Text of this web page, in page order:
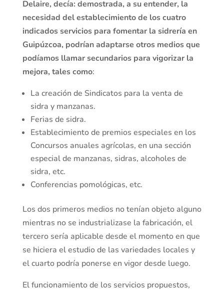
Delaire, decía: demostrada, a su entender, la
necesidad del establecimiento de los cuatro
indicados servicios para fomentar la sidrería en
Guipúzcoa, podrían adaptarse otros medios que
podíamos llamar secundarios para vigorizar la
mejora, tales como:
La creación de Sindicatos para la venta de
sidra y manzanas.
Ferias de sidra.
Establecimiento de premios especiales en los
Concursos anuales agrícolas, en una sección
especial de manzanas, sidras, alcoholes de
sidra, etc.
Conferencias pomológicas, etc.
Los dos primeros medios no tenían objeto alguno
mientras no se industrializase la fabricación, el
tercero sería aplicable desde el momento en que
se hiciera el estudio de las variedades locales y
el cuarto podría ponerse en vigor desde luego.
El funcionamiento de los servicios propuestos,